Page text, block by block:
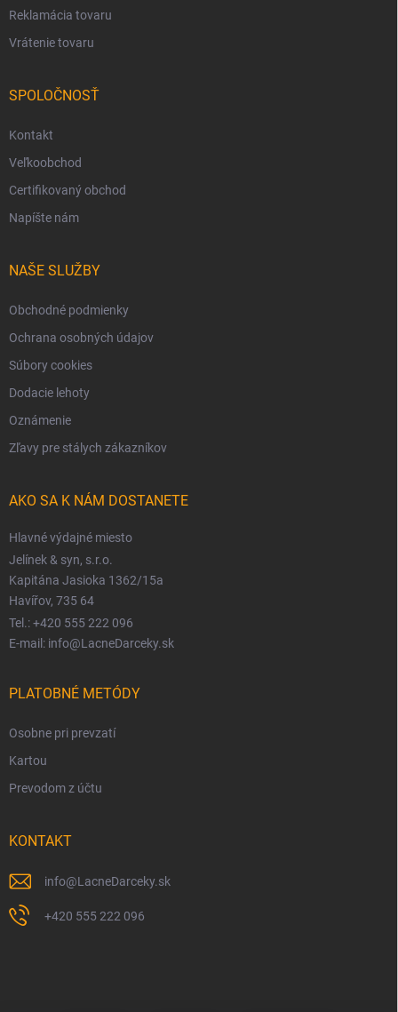
Reklamácia tovaru
Vrátenie tovaru
SPOLOČNOSŤ
Kontakt
Veľkoobchod
Certifikovaný obchod
Napíšte nám
NAŠE SLUŽBY
Obchodné podmienky
Ochrana osobných údajov
Súbory cookies
Dodacie lehoty
Oznámenie
Zľavy pre stálych zákazníkov
AKO SA K NÁM DOSTANETE
Hlavné výdajné miesto
Jelínek & syn, s.r.o.
Kapitána Jasioka 1362/15a
Havířov, 735 64
Tel.: +420 555 222 096
E-mail: info@LacneDarceky.sk
PLATOBNÉ METÓDY
Osobne pri prevzatí
Kartou
Prevodom z účtu
KONTAKT
info@LacneDarceky.sk
+420 555 222 096